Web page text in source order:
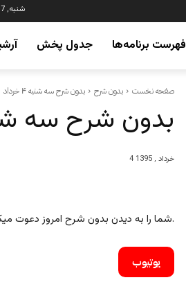
شنبه, 17 مرداد 1405
فهرست برنامه‌ها جدول پخش
صفحه نخست بدون شرح بدون شرح سه شنبه ۴ خرداد
بدون شرح سه شنبه ۴
4 خرداد , 1395
شما را به دیدن بدون شرح امروز دعوت میکنیم. با ما همراه باشید و این برنامه را با دوستان خود نیز به اشتراک بگذارید.
یوتیوب